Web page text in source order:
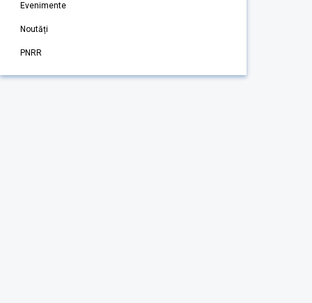
Evenimente
Noutăți
PNRR